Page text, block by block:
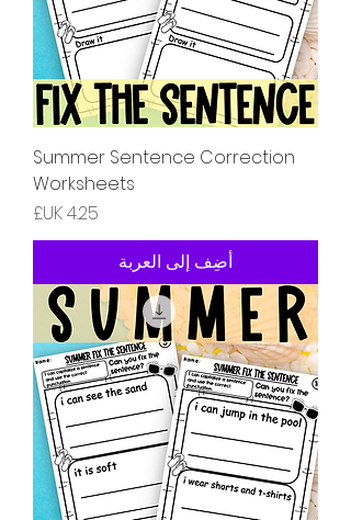
Summer Sentence Correction
Worksheets
السعر
أضِف إلى العربة